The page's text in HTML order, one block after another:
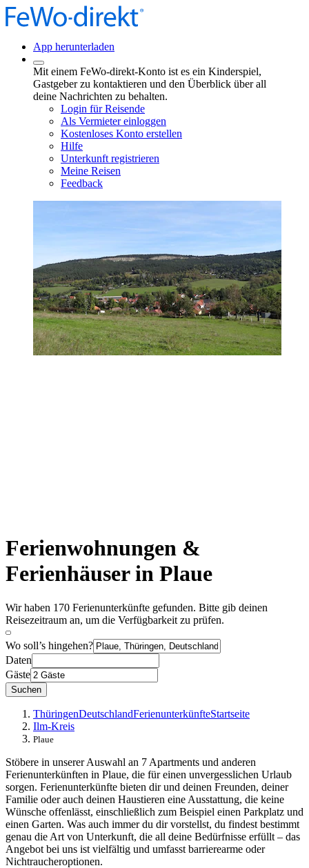
App herunterladen
Mit einem FeWo-direkt-Konto ist es ein Kinderspiel,
Gastgeber zu kontaktieren und den Überblick über all
deine Nachrichten zu behalten.
Login für Reisende
Als Vermieter einloggen
Kostenloses Konto erstellen
Hilfe
Unterkunft registrieren
Meine Reisen
Feedback
Ferienwohnungen &
Ferienhäuser in Plaue
Wir haben 170 Ferienunterkünfte gefunden. Bitte gib deinen
Reisezeitraum an, um die Verfügbarkeit zu prüfen.
Wo soll’s hingehen?
Daten
Gäste
Suchen
ThüringenDeutschlandFerienunterkünfteStartseite
Ilm-Kreis
Plaue
Stöbere in unserer Auswahl an 7 Apartments und anderen
Ferienunterkünften in Plaue, die für einen unvergesslichen Urlaub
sorgen. Ferienunterkünfte bieten dir und deinen Freunden, deiner
Familie oder auch deinen Haustieren eine Ausstattung, die keine
Wünsche offenlässt, einschließlich zum Beispiel einen Parkplatz und
einen Garten. Was auch immer du dir vorstellst, du findest bestimmt
genau die Art von Unterkunft, die all deine Bedürfnisse erfüllt – das
Angebot bei uns ist vielfältig und umfasst barrierearme oder
Nichtraucheroptionen.